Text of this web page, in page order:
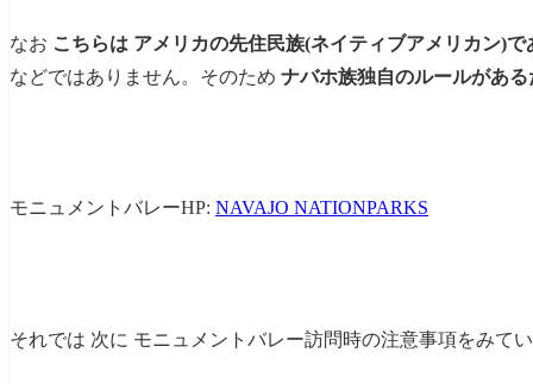
なお こちらは アメリカの先住民族(ネイティブアメリカン)
などではありません。そのため ナバホ族独自のルールがあ
モニュメントバレーHP: NAVAJO NATIONPARKS
それでは 次に モニュメントバレー訪問時の注意事項をみて